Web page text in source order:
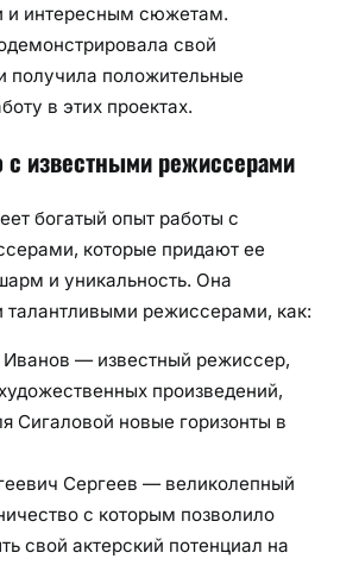
и интересным сюжетам.
свой
получила положительные
в этих проектах.
с известными режиссерами
богатый опыт работы с
которые придают ее
и уникальность. Она
талантливыми режиссерами, как:
— известный режиссер,
произведений,
Сигаловой новые горизонты в
Сергеев — великолепный
с которым позволило
свой актерский потенциал на